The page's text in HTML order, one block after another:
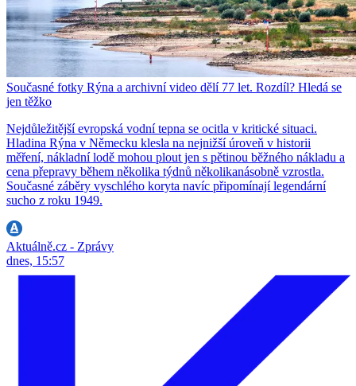
Současné fotky Rýna a archivní video dělí 77 let. Rozdíl? Hledá se
jen těžko
Nejdůležitější evropská vodní tepna se ocitla v kritické situaci.
Hladina Rýna v Německu klesla na nejnižší úroveň v historii
měření, nákladní lodě mohou plout jen s pětinou běžného nákladu a
cena přepravy během několika týdnů několikanásobně vzrostla.
Současné záběry vyschlého koryta navíc připomínají legendární
sucho z roku 1949.
Aktuálně.cz - Zprávy
dnes, 15:57